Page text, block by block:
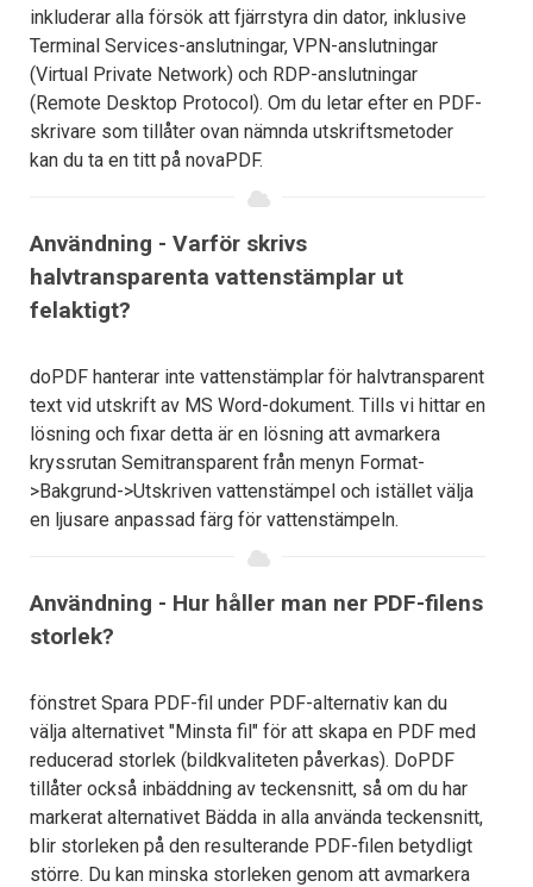
inkluderar alla försök att fjärrstyra din dator, inklusive
Terminal Services-anslutningar, VPN-anslutningar
(Virtual Private Network) och RDP-anslutningar
(Remote Desktop Protocol). Om du letar efter en PDF-
skrivare som tillåter ovan nämnda utskriftsmetoder
kan du ta en titt på novaPDF.
Användning - Varför skrivs
halvtransparenta vattenstämplar ut
felaktigt?
doPDF hanterar inte vattenstämplar för halvtransparent
text vid utskrift av MS Word-dokument. Tills vi hittar en
lösning och fixar detta är en lösning att avmarkera
kryssrutan Semitransparent från menyn Format-
>Bakgrund->Utskriven vattenstämpel och istället välja
en ljusare anpassad färg för vattenstämpeln.
Användning - Hur håller man ner PDF-filens
storlek?
fönstret Spara PDF-fil under PDF-alternativ kan du
välja alternativet "Minsta fil" för att skapa en PDF med
reducerad storlek (bildkvaliteten påverkas). DoPDF
tillåter också inbäddning av teckensnitt, så om du har
markerat alternativet Bädda in alla använda teckensnitt,
blir storleken på den resulterande PDF-filen betydligt
större. Du kan minska storleken genom att avmarkera